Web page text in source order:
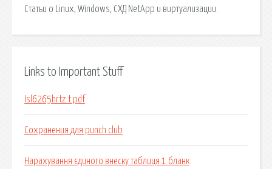
Статьи о Linux, Windows, СХД NetApp и виртуализации.
Links to Important Stuff
Isl6265hrtz t pdf
Сохранения для punch club
Нарахування єдиного внеску таблиця 1 бланк